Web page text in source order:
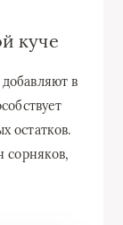
куче
в
остатков.
сорняков,